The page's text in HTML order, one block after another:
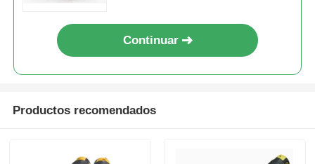
Continuar
Productos recomendados